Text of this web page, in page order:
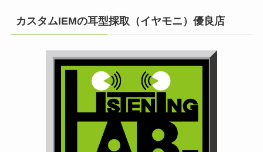
カスタムIEMの耳型採取（イヤモニ）優良店